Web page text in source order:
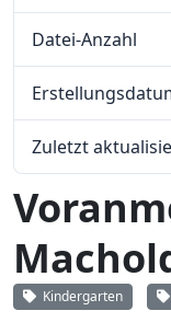
Datei-Anzahl
Zuletzt
Kindergarten